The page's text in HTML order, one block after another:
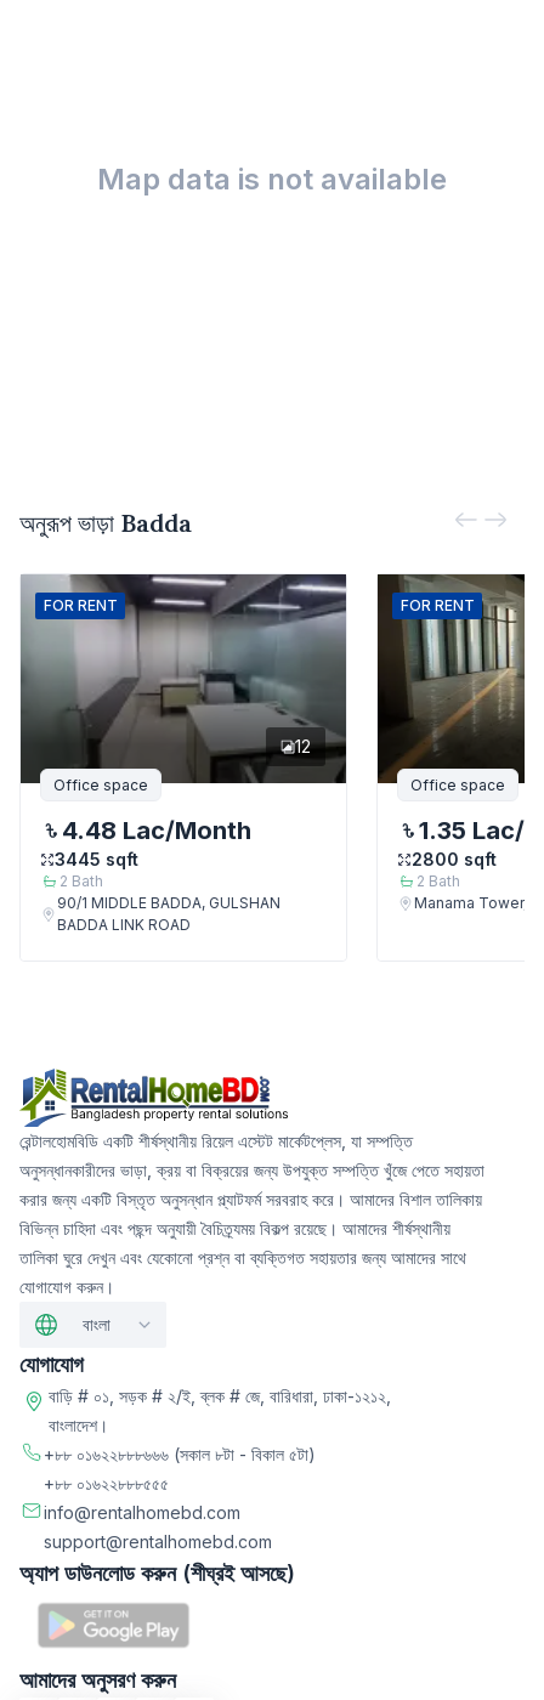
Map data is not available
অনুরূপ ভাড়া Badda
FOR RENT
12
Office space
4.48 Lac/Month
3445 sqft
2 Bath
90/1 MIDDLE BADDA, GULSHAN
BADDA LINK ROAD
FOR RENT
Office space
1.35 Lac/
2800 sqft
2 Bath
Manama Tower,
রেন্টালহোমবিডি একটি শীর্ষস্থানীয় রিয়েল এস্টেট মার্কেটপ্লেস, যা সম্পত্তি
অনুসন্ধানকারীদের ভাড়া, ক্রয় বা বিক্রয়ের জন্য উপযুক্ত সম্পত্তি খুঁজে পেতে সহায়তা
করার জন্য একটি বিস্তৃত অনুসন্ধান প্ল্যাটফর্ম সরবরাহ করে। আমাদের বিশাল তালিকায়
বিভিন্ন চাহিদা এবং পছন্দ অনুযায়ী বৈচিত্র্যময় বিকল্প রয়েছে। আমাদের শীর্ষস্থানীয়
তালিকা ঘুরে দেখুন এবং যেকোনো প্রশ্ন বা ব্যক্তিগত সহায়তার জন্য আমাদের সাথে
যোগাযোগ করুন।
বাংলা
যোগাযোগ
বাড়ি # ০১, সড়ক # ২/ই, ব্লক # জে, বারিধারা, ঢাকা-১২১২,
বাংলাদেশ।
+৮৮ ০১৬২২৮৮৮৬৬৬ (সকাল ৮টা - বিকাল ৫টা)
+৮৮ ০১৬২২৮৮৮৫৫৫
info@rentalhomebd.com
support@rentalhomebd.com
অ্যাপ ডাউনলোড করুন (শীঘ্রই আসছে)
আমাদের অনুসরণ করুন